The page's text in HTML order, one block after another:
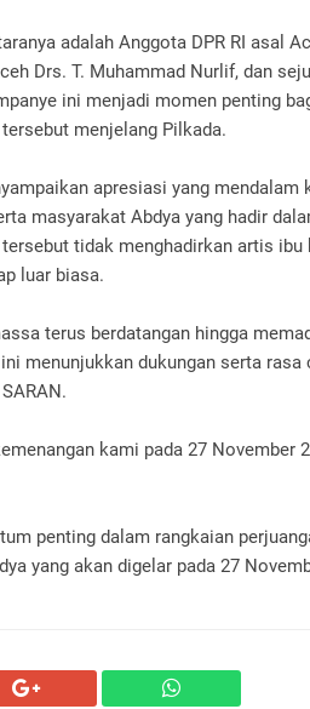
adalah Anggota DPR RI asal
Drs. T. Muhammad Nurlif, dan
ini menjadi momen penting
menjelang Pilkada.
apresiasi yang mendalam
masyarakat Abdya yang hadir
tidak menghadirkan artis ibu
luar biasa.
terus berdatangan hingga
menunjukkan dukungan serta rasa
kami pada 27 November
penting dalam rangkaian
yang akan digelar pada 27